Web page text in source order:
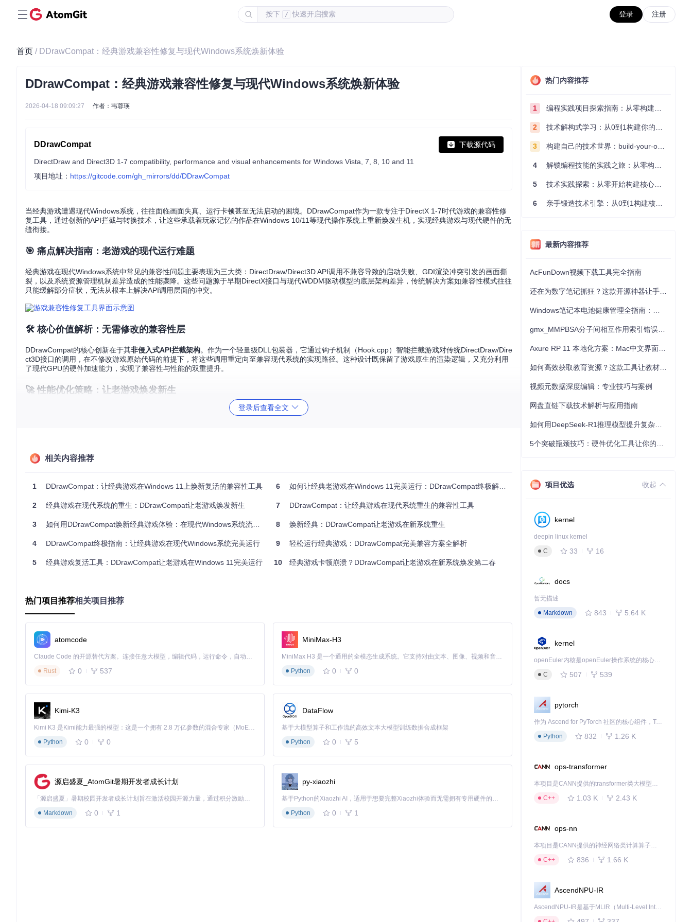
按下 / 快速开启搜索 登录 注册
首页 / DDrawCompat：经典游戏兼容性修复与现代Windows系统焕新体验
DDrawCompat：经典游戏兼容性修复与现代Windows系统焕新体验
2026-04-18 09:09:27 作者：韦蓉瑛
DDrawCompat 下载源代码
DirectDraw and Direct3D 1-7 compatibility, performance and visual enhancements for Windows Vista, 7, 8, 10 and 11
项目地址： https://gitcode.com/gh_mirrors/dd/DDrawCompat
当经典游戏遭遇现代Windows系统，往往面临画面失真、运行卡顿甚至无法启动的困境。DDrawCompat作为一款专注于DirectX 1-7时代游戏的兼容性修
复工具，通过创新的API拦截与转换技术，让这些承载着玩家记忆的作品在Windows 10/11等现代操作系统上重新焕发生机，实现经典游戏与现代硬件的无
缝衔接。
🎯 痛点解决指南：老游戏的现代运行难题
经典游戏在现代Windows系统中常见的兼容性问题主要表现为三大类：DirectDraw/Direct3D API调用不兼容导致的启动失败、GDI渲染冲突引发的画面撕
裂，以及系统资源管理机制差异造成的性能骤降。这些问题源于早期DirectX接口与现代WDDM驱动模型的底层架构差异，传统解决方案如兼容性模式往往
只能缓解部分症状，无法从根本上解决API调用层面的冲突。
🛠️ 核心价值解析：无需修改的兼容性层
DDrawCompat的核心创新在于其非侵入式API拦截架构。作为一个轻量级DLL包装器，它通过钩子机制（Hook.cpp）智能拦截游戏对传统DirectDraw/Dire
ct3D接口的调用，在不修改游戏原始代码的前提下，将这些调用重定向至兼容现代系统的实现路径。这种设计既保留了游戏原生的渲染逻辑，又充分利用
了现代GPU的硬件加速能力，实现了兼容性与性能的双重提升。
🚀 性能优化策略：让老游戏焕发新生
（SurfaceImpl.cpp）中采用延迟锁定机制减少资源竞争；
💻 场景应用指南：三步完成部署
硬件支持：SSE2指令集兼容CPU，Shader Model 3.0以上GPU
驱动要求：WDDM 1.1及以上版本图形驱动（Vista/7系统）
快速部署流程
文件部署：将编译生成的ddraw.dll复制到游戏主程序目录
验证运行
：启动游戏后检查同目录下生成的DDrawCompat日志文件，确认工具已成功加载
🔍 技术架构解析：模块化设计的兼容性方案
DirectDraw适配层（DDraw/目录）：通过DirectDrawSurface.cpp等实现传统表面管理接口的现代化封装
钩子框架
（Common/Hook.h）：基于VtableHookVisitor实现高效的API拦截与重定向
⚙️ 进阶技巧：释放工具全部潜力
配置优化建议
遇到帧率不稳定时，尝试设置FpsLimiter=60并开启VSync减少画面撕裂
通过ConfigHotKey调出配置界面（默认Ctrl+Shift+F12），实时调整显示分辨率缩放比例
常见问题诊断
日志文件无生成：检查ddraw.dll与游戏exe的位数是否匹配（32位/64位）
画面闪烁：尝试启用SurfacePatches=1修复表面翻转同步问题
性能下降：在高级设置中关闭Stats显示功能，减少CPU占用
DDrawCompat通过技术创新弥合了经典游戏与现代系统之间的鸿沟，其模块化设计不仅确保了良好的兼容性，更为开发者提供了持续优化的扩展平台。
无论是怀旧玩家还是游戏 preservation 爱好者，都能通过这款工具重新体验那些曾陪伴我们成长的游戏作品，让数字文化遗产在技术的加持下得以延续。
登录后查看全文
相关内容推荐
1 DDrawCompat：让经典游戏在Windows 11上焕新复活的兼容性工具
2 经典游戏在现代系统的重生：DDrawCompat让老游戏焕发新生
3 如何用DDrawCompat焕新经典游戏体验：在现代Windows系统流畅运行DirectDraw游戏
4 DDrawCompat终极指南：让经典游戏在现代Windows系统完美运行
5 经典游戏复活工具：DDrawCompat让老游戏在Windows 11完美运行
6 如何让经典老游戏在Windows 11完美运行：DDrawCompat终极解决方案
7 DDrawCompat：让经典游戏在现代系统重生的兼容性工具
8 焕新经典：DDrawCompat让老游戏在新系统重生
9 轻松运行经典游戏：DDrawCompat完美兼容方案全解析
10 经典游戏卡顿崩溃？DDrawCompat让老游戏在新系统焕发第二春
热门项目推荐相关项目推荐
atomcode
Claude Code 的开源替代方案。连接任意大模型，编辑代码，运行命令，自动验证 — 全自动执行。用 Rust 构建，极致性能。 ｜ An open-source alternative to Claude Code. Connect any LLM, edit code, run commands, and verify changes — autonomously. Built in Rust for speed. Get Started
Rust
0 537
MiniMax-H3
MiniMax H3 是一个通用的全模态生成系统。它支持对由文本、图像、视频和音频组成的多模态上下文进行统一理解，并能生成分辨率高达 2K、时长可达 15 秒的带原生立体声音频的视频。得益于面向任务泛化的系统设计，H3 在预训练阶段就已具备广泛的多模态上下文理解与生成能力，能够出色地执行复杂的多模态指令。
Python
0 0
Kimi-K3
Kimi K3 是Kimi能力最强的模型：这是一个拥有 2.8 万亿参数的混合专家（MoE）模型，具备原生视觉理解能力，并支持 100 万 token 的上下文窗口。
Python
0 0
DataFlow
基于大模型算子和工作流的高效文本大模型训练数据合成框架
Python
0 5
源启盛夏_AtomGit暑期开发者成长计划
「源启盛夏」暑期校园开发者成长计划旨在激活校园开源力量，通过积分激励、认证扶持、资源倾斜等形式，引导高校组织和开发者完成「入驻 — 建项目 — 做贡献 — 获认证 — 得资源」的完整闭环。无论你是想带领社团入驻平台的组织者，还是希望用代码贡献证明自己的开发者，都能在这里找到属于你的成长路径。
Markdown
0 1
py-xiaozhi
基于Python的Xiaozhi AI，适用于想要完整Xiaozhi体验而无需拥有专用硬件的用户。
Python
0 1
热门内容推荐
1 编程实践项目探索指南：从零构建技术能力体系
2 技术解构式学习：从0到1构建你的编程知识体系
3 构建自己的技术世界：build-your-own-x项目的实践探索指南
4 解锁编程技能的实践之旅：从零构建你的技术世界
5 技术实践探索：从零开始构建核心系统的实践指南
6 亲手锻造技术引擎：从0到1构建核心系统的实践指南
最新内容推荐
AcFunDown视频下载工具完全指南
视频元数据深度编辑：专业技巧与案例
网盘直链下载技术解析与应用指南
项目优选 收起
kernel
deepin linux kernel
C
33 16
docs
暂无描述
Markdown
843 5.64 K
kernel
openEuler内核是openEuler操作系统的核心，既是系统性能与稳定性的基石，也是连接处理器、设备与服务的桥梁。
C
507 539
pytorch
作为 Ascend for PyTorch 社区的核心组件，TorchNPU 是昇腾专为 PyTorch 打造的深度学习适配插件，使 PyTorch 框架能够直接调用昇腾 NPU，为开发者提供昇腾 AI 处理器的超强算力。
Python
832 1.26 K
ops-transformer
本项目是CANN提供的transformer类大模型算子库，实现网络在NPU上加速计算。
C++
1.03 K 2.43 K
ops-nn
本项目是CANN提供的神经网络类计算算子库，实现网络在NPU上加速计算。
C++
836 1.66 K
AscendNPU-IR
AscendNPU-IR是基于MLIR（Multi-Level Intermediate Representation）构建的，面向昇腾亲和算子编译时使用的中间表示，提供昇腾完备表达能力，通过编译优化提升昇腾AI处理器计算效率，支持通过生态框架使能昇腾AI处理器与深度调优